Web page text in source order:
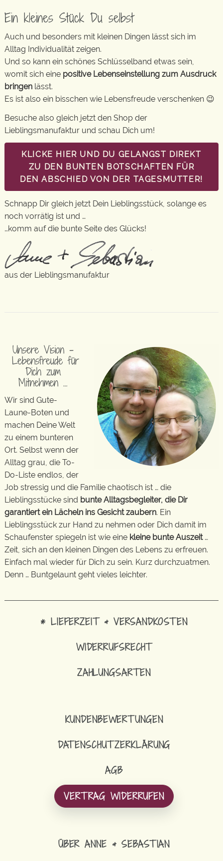
Ein kleines Stück Du selbst
Auch und besonders mit kleinen Dingen lässt sich im
Alltag Individualität zeigen.
Und so kann ein schönes Schlüsselband etwas sein,
womit sich eine positive Lebenseinstellung zum Ausdruck
bringen lässt.
Es ist also ein bisschen wie Lebensfreude verschenken 😉
Besuche also gleich jetzt den Shop der
Lieblingsmanufaktur und schau Dich um!
KLICKE HIER UND DU GELANGST DIREKT
ZU DEN BUNTEN BOTSCHAFTEN FÜR
DEN ABSCHIED VON DER TAGESMUTTER!
Schnapp Dir gleich jetzt Dein Lieblingsstück, solange es
noch vorrätig ist und …
…komm auf die bunte Seite des Glücks!
aus der Lieblingsmanufaktur
Unsere Vision –
Lebensfreude für
Dich zum
Mitnehmen …
Wir sind Gute-
Laune-Boten und
machen Deine Welt
zu einem bunteren
Ort. Selbst wenn der
Alltag grau, die To-
Do-Liste endlos, der
Job stressig und die Familie chaotisch ist … die
Lieblingsstücke sind bunte Alltagsbegleiter, die Dir
garantiert ein Lächeln ins Gesicht zaubern. Ein
Lieblingsstück zur Hand zu nehmen oder Dich damit im
Schaufenster spiegeln ist wie eine kleine bunte Auszeit…
Zeit, sich an den kleinen Dingen des Lebens zu erfreuen.
Einfach mal wieder für Dich zu sein. Kurz durchzuatmen.
Denn … Buntgelaunt geht vieles leichter.
* LIEFERZEIT & VERSANDKOSTEN
WIDERRUFSRECHT
ZAHLUNGSARTEN
KUNDENBEWERTUNGEN
DATENSCHUTZERKLÄRUNG
AGB
VERTRAG WIDERRUFEN
ÜBER ANNE & SEBASTIAN